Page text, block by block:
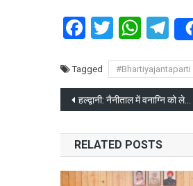
Facebook
Twitter
Tagged #Bhartiyajantaparti
Post
navigation
हल्द्वानी: नैनीताल में वनाग्नि को लेकर सीएम धामी की अधिकारियों के साथ बैठक
RELATED POSTS